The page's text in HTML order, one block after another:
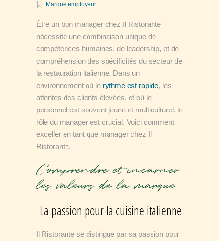
Marque employeur
Être un bon manager chez Il Ristorante
nécessite une combinaison unique de
compétences humaines, de leadership, et de
compréhension des spécificités du secteur de
la restauration italienne. Dans un
environnement où le rythme est rapide, les
attentes des clients élevées, et où le
personnel est souvent jeune et multiculturel, le
rôle du manager est crucial. Voici comment
exceller en tant que manager chez Il
Ristorante.
Comprendre et incarner
les valeurs de la marque
La passion pour la cuisine italienne
Il Ristorante se distingue par sa passion pour